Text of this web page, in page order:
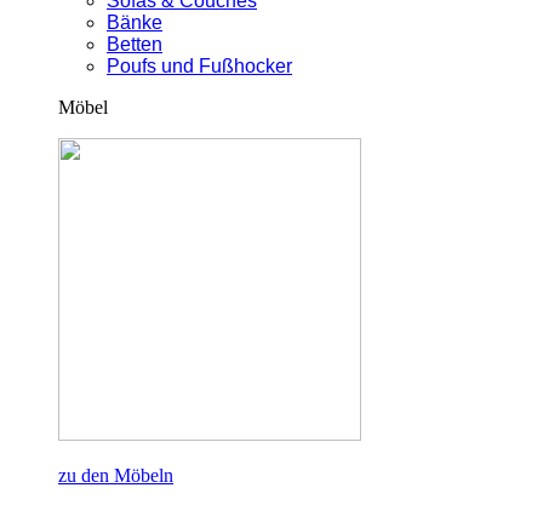
Bänke
Betten
Poufs und Fußhocker
Möbel
zu den Möbeln